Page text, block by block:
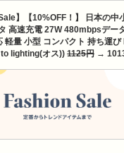
】【10%OFF！】 日本の中
高速充電 27W 480mbpsデー
量 小型 コンパクト 持ち運
to lighting(オス)) 1125円 →